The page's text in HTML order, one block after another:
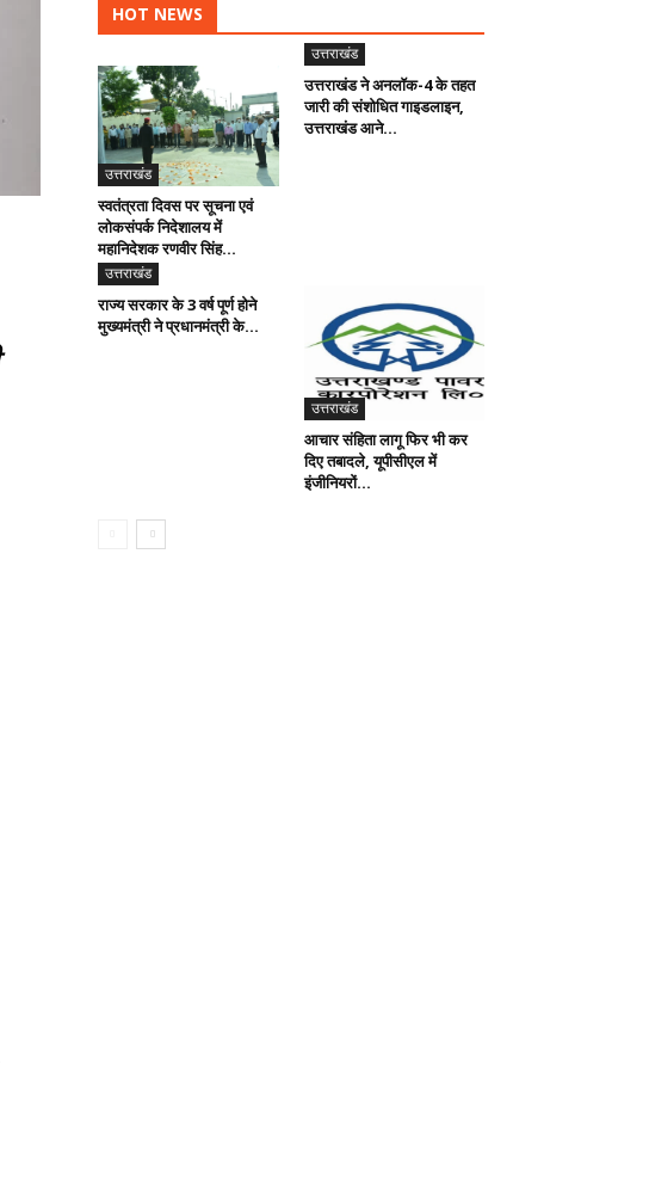
HOT NEWS
उत्तराखंड
स्वतंत्रता दिवस पर सूचना एवं
लोकसंपर्क निदेशालय में
महानिदेशक रणवीर सिंह...
उत्तराखंड
उत्तराखंड ने अनलॉक-4 के तहत
जारी की संशोधित गाइडलाइन,
उत्तराखंड आने...
उत्तराखंड
राज्य सरकार के 3 वर्ष पूर्ण होने
मुख्यमंत्री ने प्रधानमंत्री के...
उत्तराखंड
आचार संहिता लागू फिर भी कर
दिए तबादले, यूपीसीएल में
इंजीनियरों...